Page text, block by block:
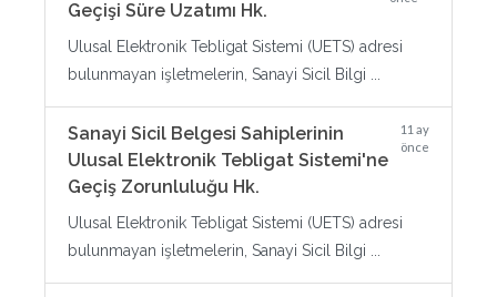
Geçişi Süre Uzatımı Hk.
Ulusal Elektronik Tebligat Sistemi (UETS) adresi
bulunmayan işletmelerin, Sanayi Sicil Bilgi ...
Sanayi Sicil Belgesi Sahiplerinin
Ulusal Elektronik Tebligat Sistemi'ne
Geçiş Zorunluluğu Hk.
11 ay
önce
Ulusal Elektronik Tebligat Sistemi (UETS) adresi
bulunmayan işletmelerin, Sanayi Sicil Bilgi ...